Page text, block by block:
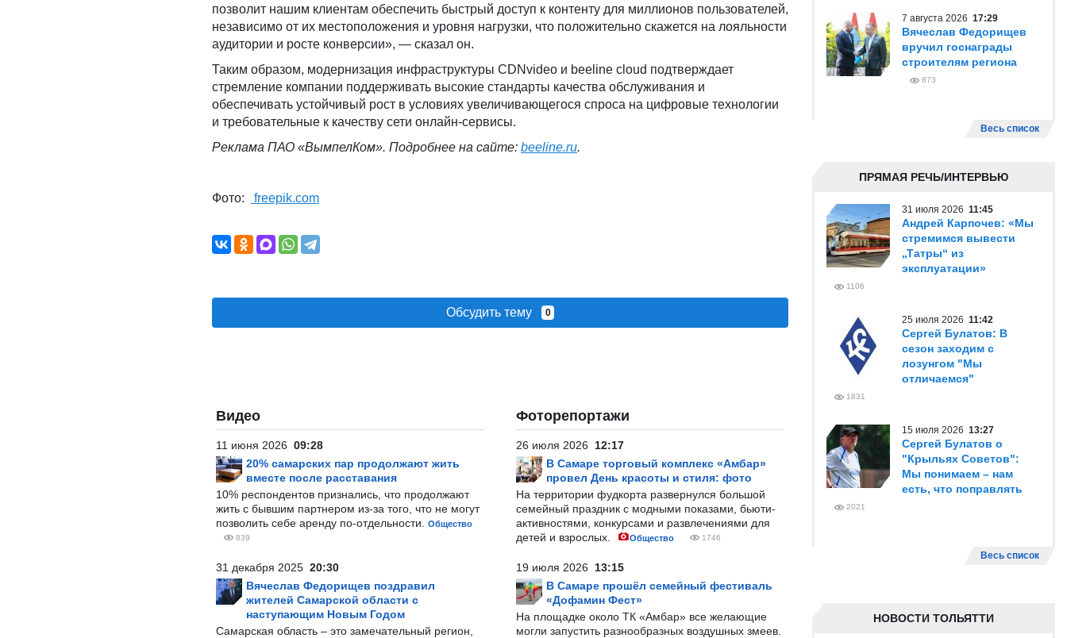
позволит нашим клиентам обеспечить быстрый доступ к контенту для миллионов пользователей,
независимо от их местоположения и уровня нагрузки, что положительно скажется на лояльности
аудитории и росте конверсии», — сказал он.
Таким образом, модернизация инфраструктуры CDNvideo и beeline cloud подтверждает
стремление компании поддерживать высокие стандарты качества обслуживания и
обеспечивать устойчивый рост в условиях увеличивающегося спроса на цифровые технологии
и требовательные к качеству сети онлайн-сервисы.
Реклама ПАО «ВымпелКом». Подробнее на сайте: beeline.ru.
Фото: freepik.com
Обсудить тему 0
Видео
11 июня 2026 09:28
20% самарских пар продолжают жить
вместе после расставания
10% респондентов признались, что продолжают
жить с бывшим партнером из-за того, что не могут
позволить себе аренду по-отдельности.
Общество
839
31 декабря 2025 20:30
Вячеслав Федорищев поздравил
жителей Самарской области с
наступающим Новым Годом
Самарская область – это замечательный регион,
Фоторепортажи
26 июля 2026 12:17
В Самаре торговый комплекс «Амбар»
провел День красоты и стиля: фото
На территории фудкорта развернулся большой
семейный праздник с модными показами, бьюти-
активностями, конкурсами и развлечениями для
детей и взрослых.
Общество 1746
19 июля 2026 13:15
В Самаре прошёл семейный фестиваль
«Дофамин Фест»
На площадке около ТК «Амбар» все желающие
могли запустить разнообразных воздушных змеев.
7 августа 2026 17:29
Вячеслав Федорищев
вручил госнаграды
строителям региона
873
Весь список
ПРЯМАЯ РЕЧЬ/ИНТЕРВЬЮ
31 июля 2026 11:45
Андрей Карпочев: «Мы
стремимся вывести
„Татры“ из
эксплуатации»
1106
25 июля 2026 11:42
Сергей Булатов: В
сезон заходим с
лозунгом "Мы
отличаемся"
1831
15 июля 2026 13:27
Сергей Булатов о
"Крыльях Советов":
Мы понимаем – нам
есть, что поправлять
2021
Весь список
НОВОСТИ ТОЛЬЯТТИ